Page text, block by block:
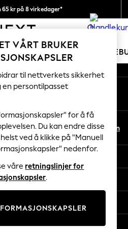
65 kr på 8 virkedager*
alle tollavgifter 0
KVINNER MENN
Sets
nettverk
No En
VÅRT BRUKER
til nettverkets sikkerhet
en persontilpasset
for å få
Du kan endre disse
ved å klikke på "Manuell
nedenfor.
våre retningslinjer for
.